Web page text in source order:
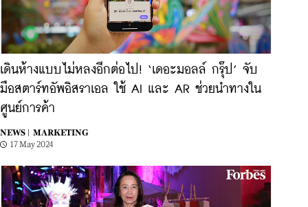
เดินห้างแบบไม่หลงอีกต่อไป! ‘เดอะมอลล์ กรุ๊ป’ จับ
มือสตาร์ทอัพอิสราเอล ใช้ AI และ AR ช่วยนำทางใน
ศูนย์การค้า
NEWS |
MARKETING
17 May 2024